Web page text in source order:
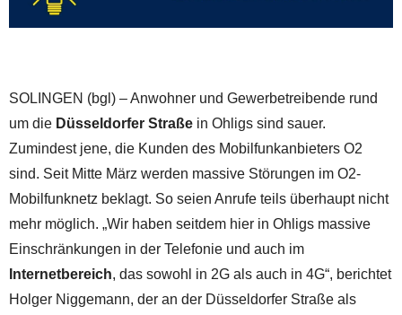
SOLINGEN (bgl) – Anwohner und Gewerbetreibende rund
um die Düsseldorfer Straße in Ohligs sind sauer.
Zumindest jene, die Kunden des Mobilfunkanbieters O2
sind. Seit Mitte März werden massive Störungen im O2-
Mobilfunknetz beklagt. So seien Anrufe teils überhaupt nicht
mehr möglich. „Wir haben seitdem hier in Ohligs massive
Einschränkungen in der Telefonie und auch im
Internetbereich, das sowohl in 2G als auch in 4G“, berichtet
Holger Niggemann, der an der Düsseldorfer Straße als